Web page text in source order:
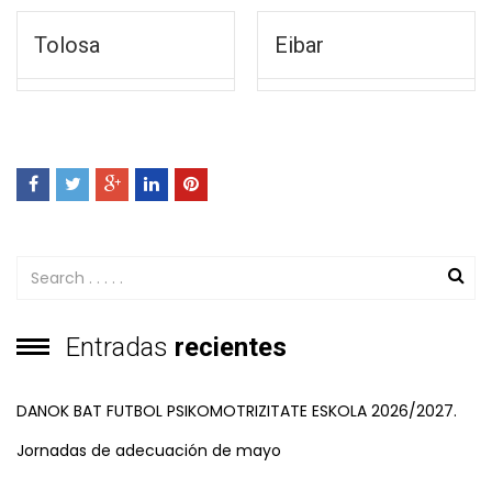
Tolosa Eibar
Entradas recientes
DANOK BAT FUTBOL PSIKOMOTRIZITATE ESKOLA 2026/2027.
Jornadas de adecuación de mayo